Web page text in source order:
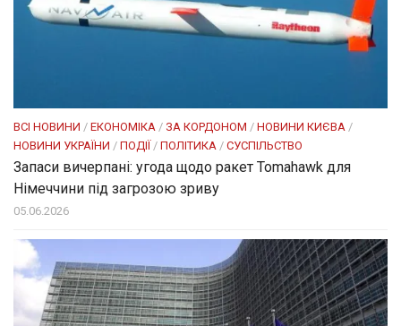
ВСІ НОВИНИ / ЕКОНОМІКА / ЗА КОРДОНОМ / НОВИНИ КИЄВА /
НОВИНИ УКРАЇНИ / ПОДІЇ/ ПОЛІТИКА / СУСПІЛЬСТВО
Запаси вичерпані: угода щодо ракет Tomahawk для
Німеччини під загрозою зриву
05.06.2026